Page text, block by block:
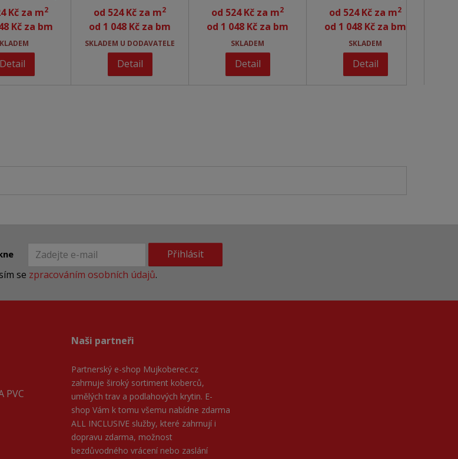
Kč za m2
Kč za bm
Detail
od 524 Kč za m2
od 1 048 Kč za bm
SKLADEM U DODAVATELE
Detail
od 524 Kč za m2
od 1 048 Kč za bm
SKLADEM
Detail
od 524 Kč za m2
od 1 048 Kč za bm
SKLADEM
Detail
Přihlásit
se zpracováním osobních údajů.
PVC
Naši partneři
Partnerský e-shop Mujkoberec.cz
zahrnuje široký sortiment koberců,
umělých trav a podlahových krytin. E-
shop Vám k tomu všemu nabídne zdarma
ALL INCLUSIVE služby, které zahrnují i
dopravu zdarma, možnost
bezdůvodného vrácení nebo zaslání